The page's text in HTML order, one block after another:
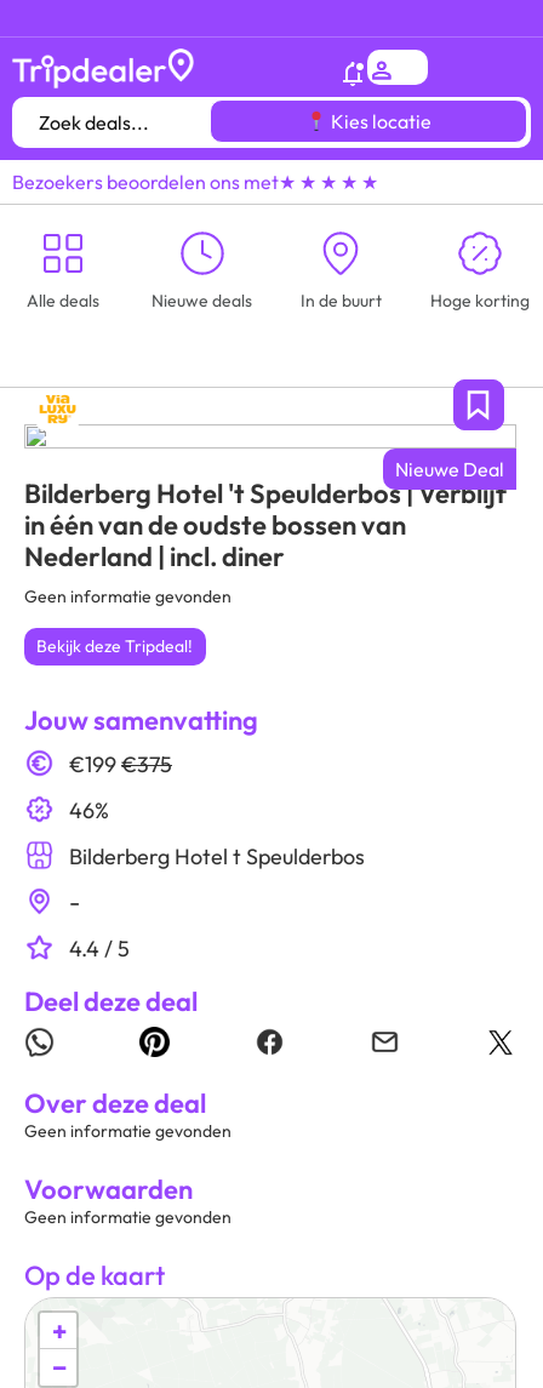
Hetgróótste voordeeluitjes overzichtvan heel
Kies locatie
Bezoekers beoordelen ons met★ ★ ★ ★ ★
Alle deals Nieuwe deals In de buurt Hoge korting
Nieuwe Deal
Bilderberg Hotel 't Speulderbos | Verblijf
in één van de oudste bossen van
Nederland | incl. diner
Geen informatie gevonden
Bekijk deze Tripdeal!
Jouw samenvatting
€199€375
46%
Bilderberg Hotel t Speulderbos
-
4.4 / 5
Deel deze deal
Over deze deal
Geen informatie gevonden
Voorwaarden
Geen informatie gevonden
Op de kaart
+
−